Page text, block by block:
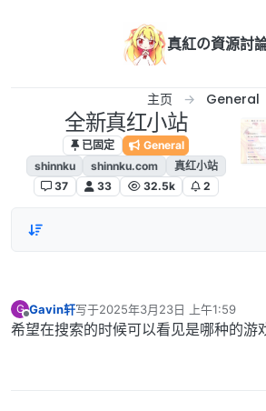
真紅の資源討
主页 General
全新真红小站
已固定
General
shinnku
shinnku.com
真红小站
37
33 32.5k 2
G
离线
Gavin轩写于2025年3月23日 上午1:59
最后由 编辑
希望在搜索的时候可以看见是哪种的游